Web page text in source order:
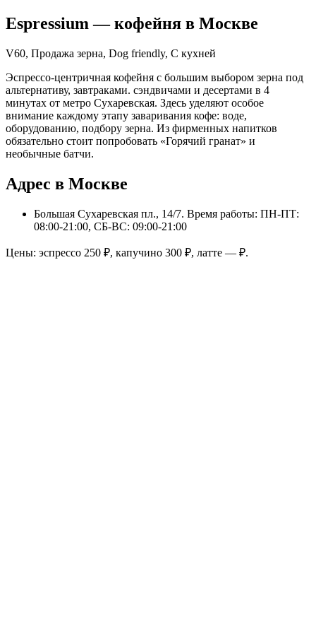
Espressium — кофейня в Москве
V60, Продажа зерна, Dog friendly, С кухней
Эспрессо-центричная кофейня с большим выбором зерна под
альтернативу, завтраками. сэндвичами и десертами в 4
минутах от метро Сухаревская. Здесь уделяют особое
внимание каждому этапу заваривания кофе: воде,
оборудованию, подбору зерна. Из фирменных напитков
обязательно стоит попробовать «Горячий гранат» и
необычные батчи.
Адрес в Москве
Большая Сухаревская пл., 14/7. Время работы: ПН-ПТ:
08:00-21:00, СБ-ВС: 09:00-21:00
Цены: эспрессо 250 ₽, капучино 300 ₽, латте — ₽.